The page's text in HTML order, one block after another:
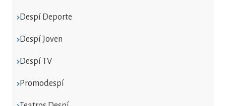
Despí Deporte
Despí Joven
Despí TV
Promodespí